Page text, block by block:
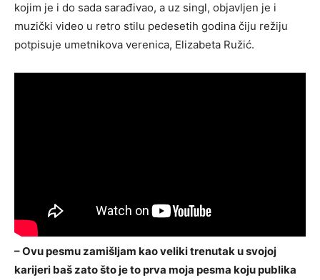
kojim je i do sada sarađivao, a uz singl, objavljen je i
muzički video u retro stilu pedesetih godina čiju režiju
potpisuje umetnikova verenica, Elizabeta Ružić.
– Ovu pesmu zamišljam kao veliki trenutak u svojoj
karijeri baš zato što je to prva moja pesma koju publika